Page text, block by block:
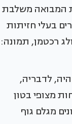
המבואה משלבת
בעלי חזיתות
רכטמן, תמונה:
לדבריה,
מצופי בטון
מגלם גוף